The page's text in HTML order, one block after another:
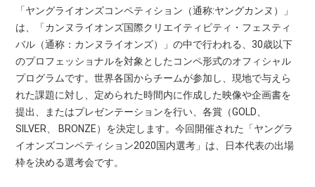
「ヤングライオンズコンペティション（通称:ヤングカンヌ）」
は、「カンヌライオンズ国際クリエイティビティ・フェスティ
バル（通称：カンヌライオンズ）」の中で行われる、30歳以下
のプロフェッショナルを対象としたコンペ形式のオフィシャル
プログラムです。世界各国からチームが参加し、現地で与えら
れた課題に対し、定められた時間内に作成した映像や企画書を
提出、またはプレゼンテーションを行い、各賞（GOLD、
SILVER、 BRONZE）を決定します。今回開催された「ヤングラ
イオンズコンペティション2020国内選考」は、日本代表の出場
枠を決める選考会です。